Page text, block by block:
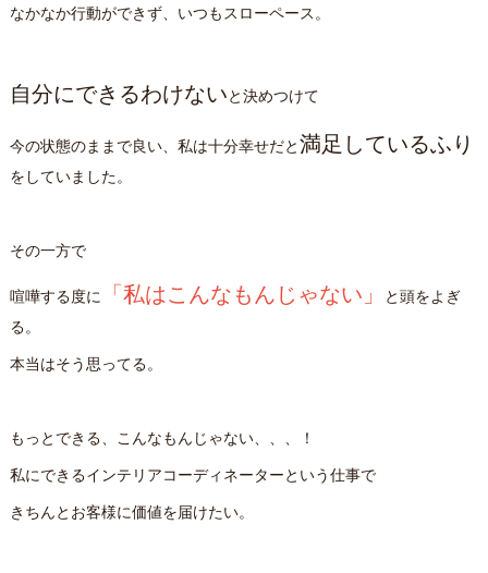
なかなか行動ができず、いつもスローペース。
自分にできるわけないと決めつけて
今の状態のままで良い、私は十分幸せだと満足しているふり
をしていました。
その一方で
喧嘩する度に 「私はこんなもんじゃない」
と頭をよぎ
る。
本当はそう思ってる。
もっとできる、こんなもんじゃない、、、！
私にできるインテリアコーディネーターという仕事で
きちんとお客様に価値を届けたい。